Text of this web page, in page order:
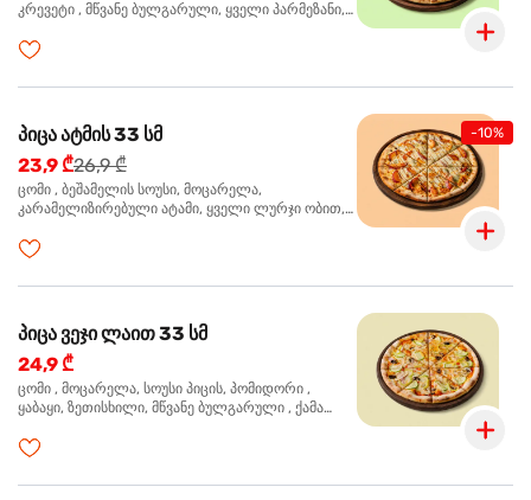
კრევეტი , მწვანე ბულგარული, ყველი პარმეზანი,
-10%
პიცა ატმის 33 სმ
23,9 ₾26,9 ₾
ცომი , ბეშამელის სოუსი, მოცარელა,
კარამელიზირებული ატამი, ყველი ლურჯი ობით,
პიცა ვეჯი ლაით 33 სმ
24,9 ₾
ცომი , მოცარელა, სოუსი პიცის, პომიდორი ,
ყაბაყი, ზეთისხილი, მწვანე ბულგარული , ქამა